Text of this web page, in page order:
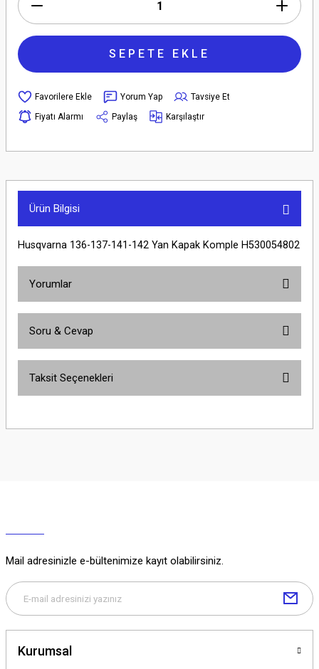
SEPETE EKLE
Yorum Yap
Tavsiye Et
Fiyatı Alarmı
Paylaş Karşılaştır
Ürün Bilgisi
Husqvarna 136-137-141-142 Yan Kapak Komple H530054802
Yorumlar
Soru & Cevap
Soru Sor
Taksit Seçenekleri
Mail adresinizle e-bültenimize kayıt olabilirsiniz.
Kurumsal